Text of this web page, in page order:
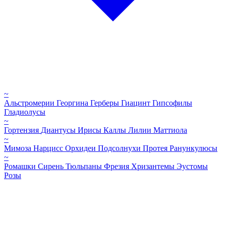
~
Альстромерии Георгина Герберы Гиацинт Гипсофилы
Гладиолусы
~
Гортензия Диантусы Ирисы Каллы Лилии Маттиола
~
Мимоза Нарцисс Орхидеи Подсолнухи Протея Ранункулюсы
~
Ромашки Сирень Тюльпаны Фрезия Хризантемы Эустомы
Розы